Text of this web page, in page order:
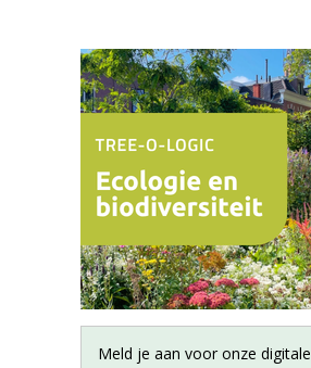
Meld je aan voor onze digitale